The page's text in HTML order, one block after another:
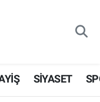
SİYASET